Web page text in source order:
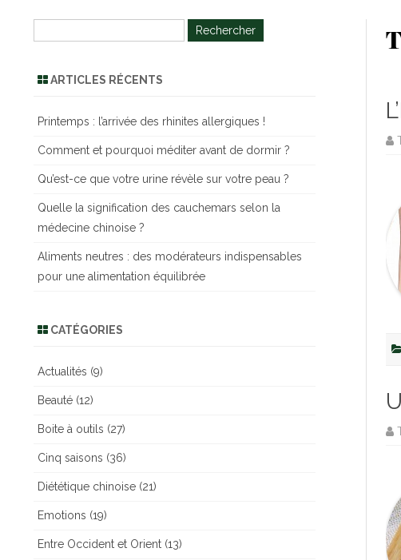
h
e
ARTICLES RÉCENTS
Printemps : l’arrivée des rhinites allergiques !
Comment et pourquoi méditer avant de dormir ?
Qu’est-ce que votre urine révèle sur votre peau ?
Quelle la signification des cauchemars selon la
médecine chinoise ?
Aliments neutres : des modérateurs indispensables
pour une alimentation équilibrée
CATÉGORIES
Actualités (9)
Beauté (12)
Boite à outils (27)
Cinq saisons (36)
Diététique chinoise (21)
Emotions (19)
Entre Occident et Orient (13)